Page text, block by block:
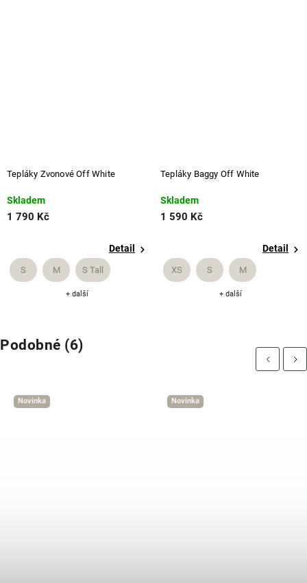
Tepláky Zvonové Off White
Skladem
1 790 Kč
Detail
S M S Tall
+ další
Tepláky Baggy Off White
Skladem
1 590 Kč
Detail
XS S M
+ další
Podobné (6)
Previous
Novinka Novinka
Next